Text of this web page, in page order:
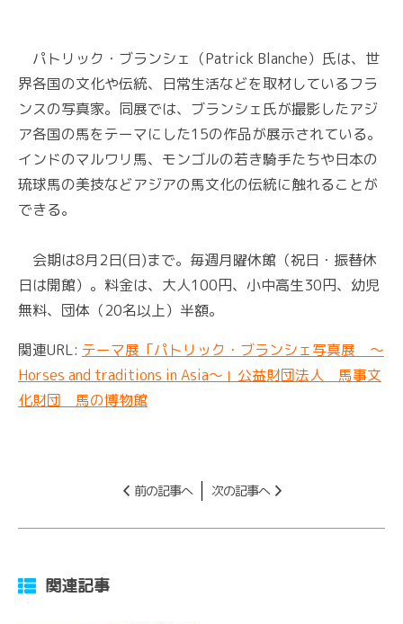
パトリック・ブランシェ（Patrick Blanche）氏は、世
界各国の文化や伝統、日常生活などを取材しているフラ
ンスの写真家。同展では、ブランシェ氏が撮影したアジ
ア各国の馬をテーマにした15の作品が展示されている。
インドのマルワリ馬、モンゴルの若き騎手たちや日本の
琉球馬の美技などアジアの馬文化の伝統に触れることが
できる。
会期は8月2日(日)まで。毎週月曜休館（祝日・振替休
日は開館）。料金は、大人100円、小中高生30円、幼児
無料、団体（20名以上）半額。
関連URL: テーマ展「パトリック・ブランシェ写真展 ～
Horses and traditions in Asia～」公益財団法人 馬事文
化財団 馬の博物館
前の記事へ 次の記事へ
関連記事